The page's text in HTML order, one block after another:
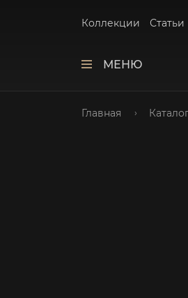
Коллекции Статьи
МЕНЮ
Главная